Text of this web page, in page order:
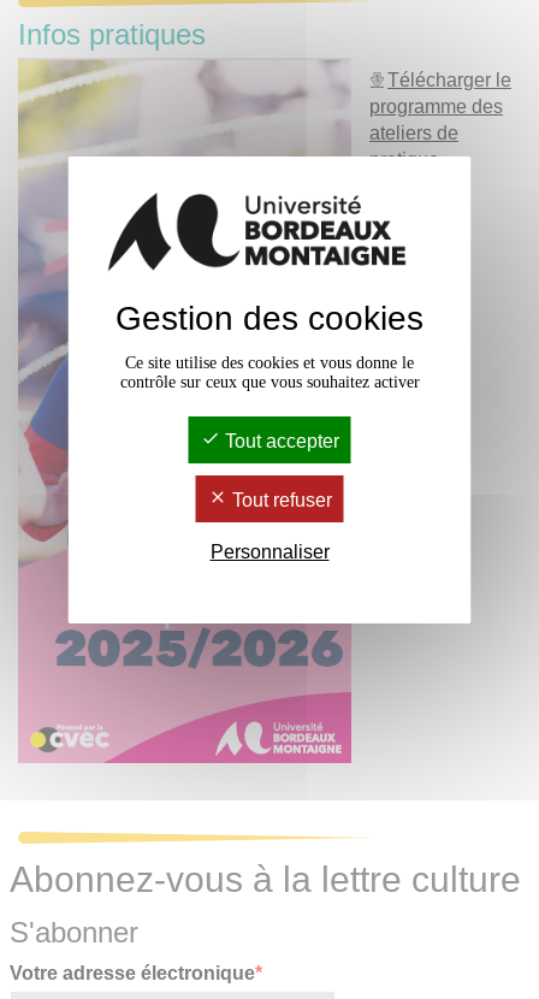
Infos pratiques
Télécharger le
programme des
ateliers de
pratique
Abonnez-vous à la lettre culture
S'abonner
Votre adresse électronique*
Gestion des cookies
Ce site utilise des cookies et vous donne le
contrôle sur ceux que vous souhaitez activer
Tout accepter
Tout refuser
Personnaliser